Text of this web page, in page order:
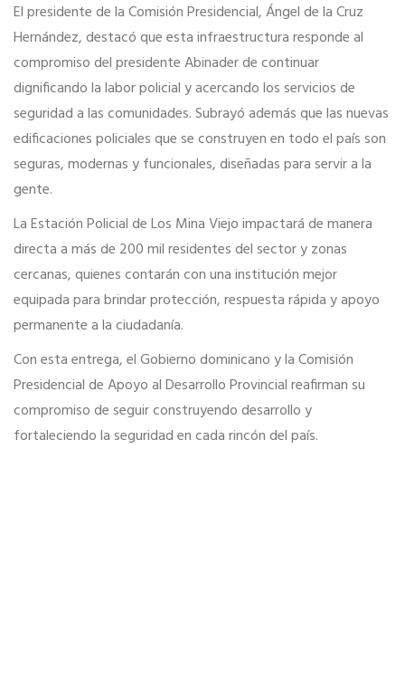
El presidente de la Comisión Presidencial, Ángel de la Cruz
Hernández, destacó que esta infraestructura responde al
compromiso del presidente Abinader de continuar
dignificando la labor policial y acercando los servicios de
seguridad a las comunidades. Subrayó además que las nuevas
edificaciones policiales que se construyen en todo el país son
seguras, modernas y funcionales, diseñadas para servir a la
gente.
La Estación Policial de Los Mina Viejo impactará de manera
directa a más de 200 mil residentes del sector y zonas
cercanas, quienes contarán con una institución mejor
equipada para brindar protección, respuesta rápida y apoyo
permanente a la ciudadanía.
Con esta entrega, el Gobierno dominicano y la Comisión
Presidencial de Apoyo al Desarrollo Provincial reafirman su
compromiso de seguir construyendo desarrollo y
fortaleciendo la seguridad en cada rincón del país.